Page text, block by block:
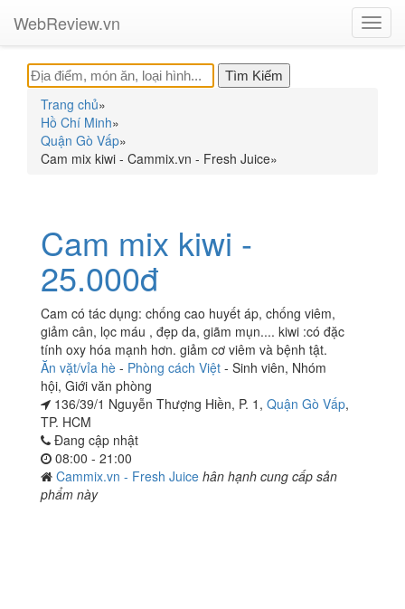
WebReview.vn
Trang chủ»
Hồ Chí Minh»
Quận Gò Vấp»
Cam mix kiwi - Cammix.vn - Fresh Juice»
Cam mix kiwi -
25.000đ
Cam có tác dụng: chống cao huyết áp, chống viêm,
giảm cân, lọc máu , đẹp da, giãm mụn.... kiwi :có đặc
tính oxy hóa mạnh hơn. giảm cơ viêm và bệnh tật.
Ăn vặt/vỉa hè - Phòng cách Việt - Sinh viên, Nhóm
hội, Giới văn phòng
136/39/1 Nguyễn Thượng Hiền, P. 1, Quận Gò Vấp,
TP. HCM
Đang cập nhật
08:00 - 21:00
Cammix.vn - Fresh Juice hân hạnh cung cấp sản
phẩm này